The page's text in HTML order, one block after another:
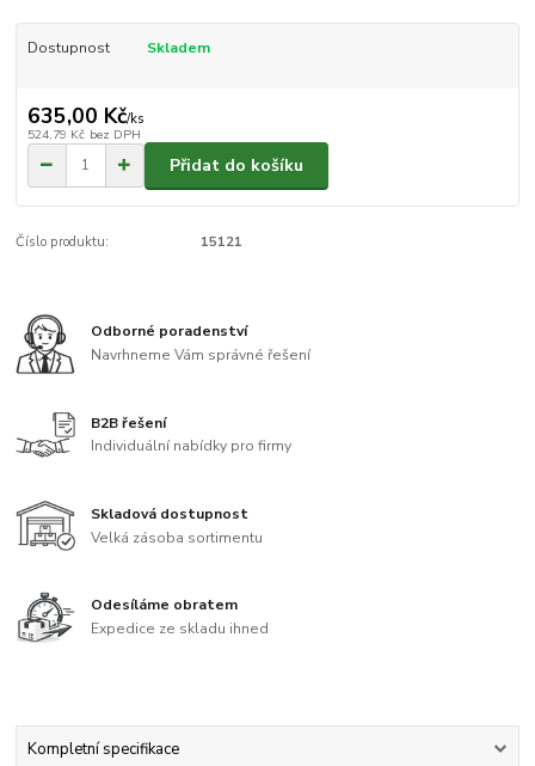
Dostupnost Skladem
635,00 Kč/ks
524,79 Kč bez DPH
Přidat do košíku
Číslo produktu: 15121
Odborné poradenství
Navrhneme Vám správné řešení
B2B řešení
Individuální nabídky pro firmy
Skladová dostupnost
Velká zásoba sortimentu
Odesíláme obratem
Expedice ze skladu ihned
Kompletní specifikace